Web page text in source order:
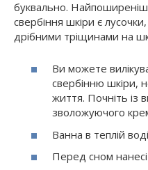
буквально.
свербіння шкіри є
дрібними тріщинами на
Ви можете
свербінню шкіри,
життя. Почніть із
зволожуючого
Ванна в теплій
Перед сном